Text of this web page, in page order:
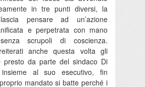
in tre punti diversi, la
pensare ad un’azione
e perpetrata con mano
scrupoli di coscienza.
anche questa volta gli
presto da parte del sindaco Di
al suo esecutivo, fin
mandato si batte perché i